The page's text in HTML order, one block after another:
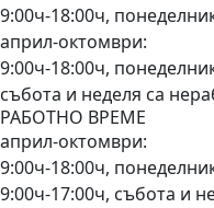
9:00ч-18:00ч,
април-октомври:
9:00ч-18:00ч,
събота и неделя са
РАБОТНО ВРЕМЕ
април-октомври:
9:00ч-18:00ч,
9:00ч-17:00ч, събота и